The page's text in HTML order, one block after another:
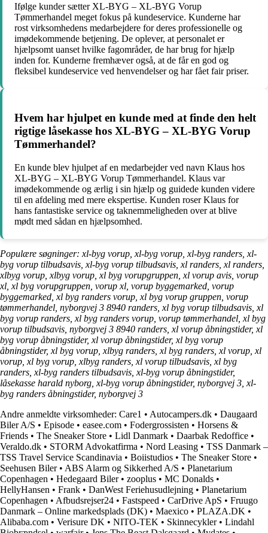
Ifølge kunder sætter XL-BYG – XL-BYG Vorup
Tømmerhandel meget fokus på kundeservice. Kunderne har
rost virksomhedens medarbejdere for deres professionelle og
imødekommende betjening. De oplever, at personalet er
hjælpsomt uanset hvilke fagområder, de har brug for hjælp
inden for. Kunderne fremhæver også, at de får en god og
fleksibel kundeservice ved henvendelser og har fået fair priser.
Hvem har hjulpet en kunde med at finde den helt
rigtige låsekasse hos XL-BYG – XL-BYG Vorup
Tømmerhandel?
En kunde blev hjulpet af en medarbejder ved navn Klaus hos
XL-BYG – XL-BYG Vorup Tømmerhandel. Klaus var
imødekommende og ærlig i sin hjælp og guidede kunden videre
til en afdeling med mere ekspertise. Kunden roser Klaus for
hans fantastiske service og taknemmeligheden over at blive
mødt med sådan en hjælpsomhed.
Populære søgninger: xl-byg vorup, xl-byg vorup, xl-byg randers, xl-
byg vorup tilbudsavis, xl-byg vorup tilbudsavis, xl randers, xl randers,
xlbyg vorup, xlbyg vorup, xl byg vorupgruppen, xl vorup avis, vorup
xl, xl byg vorupgruppen, vorup xl, vorup byggemarked, vorup
byggemarked, xl byg randers vorup, xl byg vorup gruppen, vorup
tømmerhandel, nyborgvej 3 8940 randers, xl byg vorup tilbudsavis, xl
byg vorup randers, xl byg randers vorup, vorup tømmerhandel, xl byg
vorup tilbudsavis, nyborgvej 3 8940 randers, xl vorup åbningstider, xl
byg vorup åbningstider, xl vorup åbningstider, xl byg vorup
åbningstider, xl byg vorup, xlbyg randers, xl byg randers, xl vorup, xl
vorup, xl byg vorup, xlbyg randers, xl vorup tilbudsavis, xl byg
randers, xl-byg randers tilbudsavis, xl-byg vorup åbningstider,
låsekasse harald nyborg, xl-byg vorup åbningstider, nyborgvej 3, xl-
byg randers åbningstider, nyborgvej 3
Andre anmeldte virksomheder: Care1 • Autocampers.dk • Daugaard
Biler A/S • Episode • easee.com • Fodergrossisten • Horsens &
Friends • The Sneaker Store • Lidl Danmark • Daarbak Redoffice •
Veraldo.dk • STORM Advokatfirma • Nord Leasing • TSS Danmark –
TSS Travel Service Scandinavia • Boiistudios • The Sneaker Store •
Seehusen Biler• ABS Alarm og Sikkerhed A/S • Planetarium
Copenhagen • Hedegaard Biler• zooplus • MC Donalds •
HellyHansen • Frank • DanWest Feriehusudlejning • Planetarium
Copenhagen • Afbudsrejser24 • Fastspeed • CarDrive ApS • Fruugo
Danmark – Online markedsplads (DK) • Maexico • PLAZA.DK •
Alibaba.com • Verisure DK • NITO-TEK • Skinnecykler• Lindahl